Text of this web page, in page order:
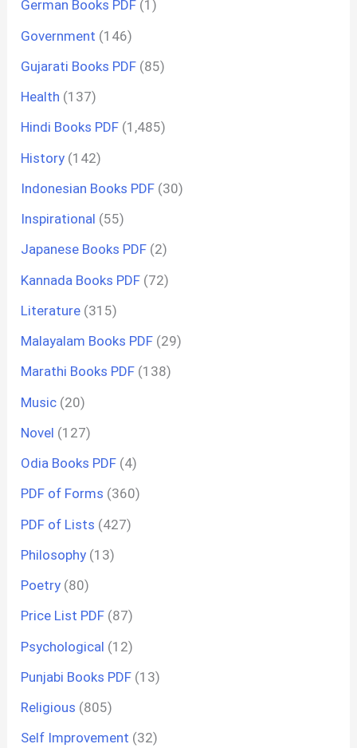
German Books PDF (1)
Government (146)
Gujarati Books PDF (85)
Health (137)
Hindi Books PDF (1,485)
History (142)
Indonesian Books PDF (30)
Inspirational (55)
Japanese Books PDF (2)
Kannada Books PDF (72)
Literature (315)
Malayalam Books PDF (29)
Marathi Books PDF (138)
Music (20)
Novel (127)
Odia Books PDF (4)
PDF of Forms (360)
PDF of Lists (427)
Philosophy (13)
Poetry (80)
Price List PDF (87)
Psychological (12)
Punjabi Books PDF (13)
Religious (805)
Self Improvement (32)